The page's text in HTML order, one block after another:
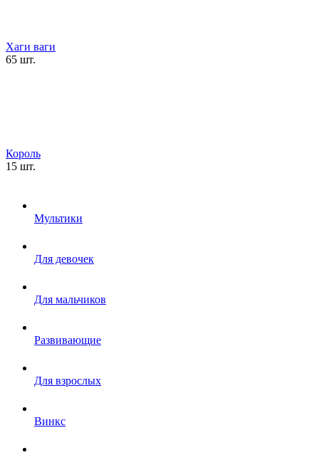
Хаги ваги
65 шт.
Король
15 шт.
Мультики
Для девочек
Для мальчиков
Развивающие
Для взрослых
Винкс